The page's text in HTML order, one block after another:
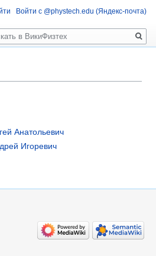
Анатольевич
Игоревич
Войти с @phystech.edu (Яндекс-почта)